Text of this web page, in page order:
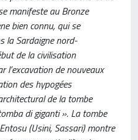
manifeste au Bronze
bien connu, qui se
la Sardaigne nord-
de la civilisation
l’excavation de nouveaux
des hypogées
de la tombe
di giganti ». La tombe
(Usini, Sassari) montre